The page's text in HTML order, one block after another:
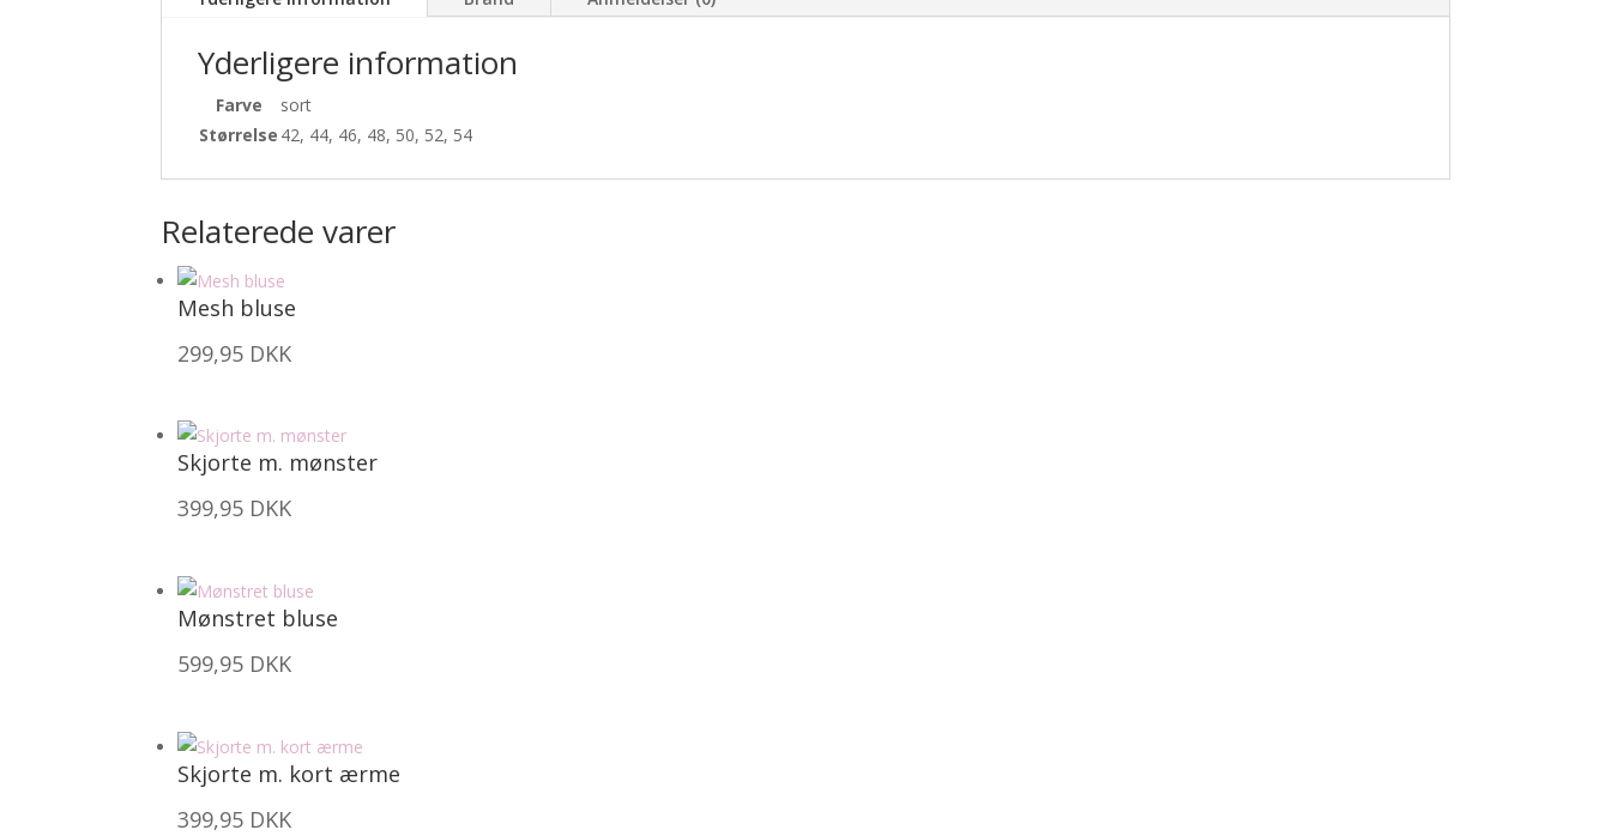
Yderligere information
Farve
sort
Størrelse 42, 44, 46, 48, 50, 52, 54
Relaterede varer
Mesh bluse
299,95 DKK
Skjorte m. mønster
399,95 DKK
Mønstret bluse
599,95 DKK
Skjorte m. kort ærme
399,95 DKK